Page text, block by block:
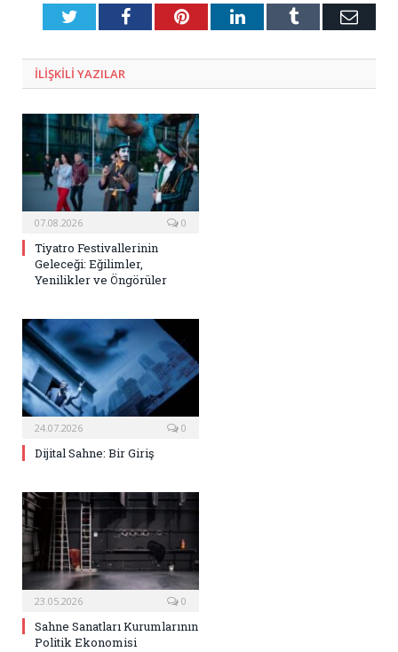
TwitterFacebookPinterestLinkedInTumblr E-
ILIŞKILI YAZILAR
07.08.2026 0
Tiyatro Festivallerinin
Geleceği: Eğilimler,
Yenilikler ve Öngörüler
24.07.2026 0
Dijital Sahne: Bir Giriş
23.05.2026 0
Sahne Sanatları Kurumlarının
Politik Ekonomisi